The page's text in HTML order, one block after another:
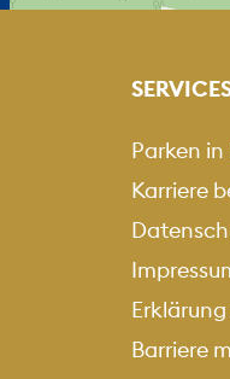
Parken
Karriere
Barriere